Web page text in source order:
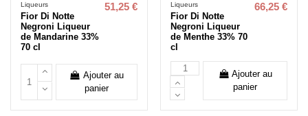
Liqueurs
Fior Di Notte
Negroni Liqueur
de Mandarine 33%
70 cl
51,25 €
Ajouter au
panier
Liqueurs
Fior Di Notte
Negroni Liqueur
de Menthe 33% 70
cl
66,25 €
Ajouter au
panier